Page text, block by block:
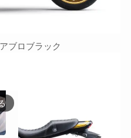
ブロブラック